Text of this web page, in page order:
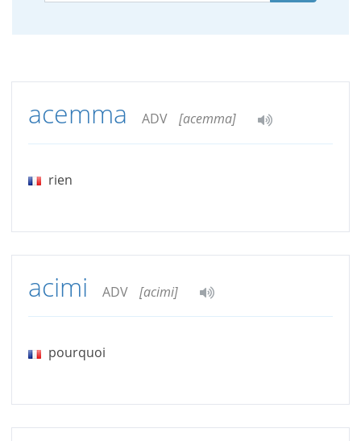
acemma ADV [acemma]
rien
acimi ADV [acimi]
pourquoi